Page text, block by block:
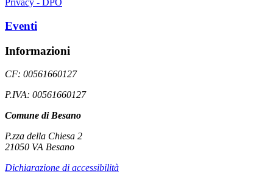
Privacy - DPO
Eventi
Informazioni
CF: 00561660127
P.IVA: 00561660127
Comune di Besano
P.zza della Chiesa 2
21050 VA Besano
Dichiarazione di accessibilità